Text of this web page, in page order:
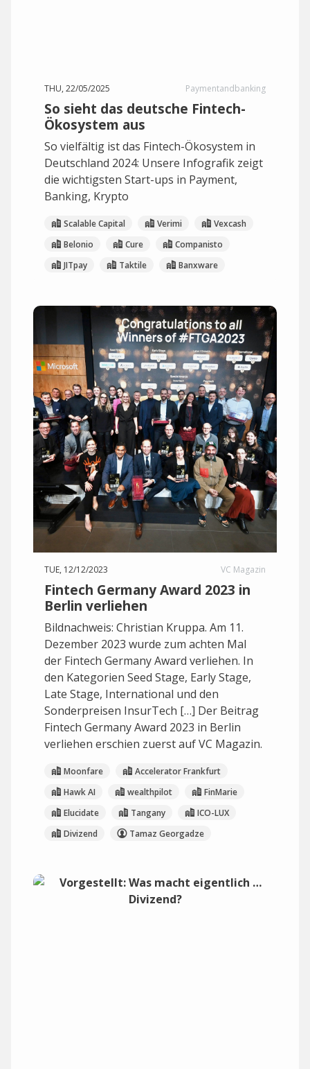
THU, 22/05/2025 Paymentandbanking
So sieht das deutsche Fintech-
Ökosystem aus
So vielfältig ist das Fintech-Ökosystem in
Deutschland 2024: Unsere Infografik zeigt
die wichtigsten Start-ups in Payment,
Banking, Krypto
Scalable Capital Verimi
Vexcash
Belonio
Cure
Companisto
JITpay
Taktile Banxware
TUE, 12/12/2023 VC Magazin
Fintech Germany Award 2023 in
Berlin verliehen
Bildnachweis: Christian Kruppa. Am 11.
Dezember 2023 wurde zum achten Mal
der Fintech Germany Award verliehen. In
den Kategorien Seed Stage, Early Stage,
Late Stage, International und den
Sonderpreisen InsurTech […] Der Beitrag
Fintech Germany Award 2023 in Berlin
verliehen erschien zuerst auf VC Magazin.
Moonfare
Accelerator Frankfurt
Hawk AI
wealthpilot
FinMarie
Elucidate
Tangany
ICO-LUX
Divizend
Tamaz Georgadze